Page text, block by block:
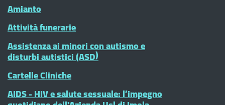
Amianto
Attività funerarie
Assistenza ai minori con autismo e
disturbi autistici (ASD)
Cartelle Cliniche
AIDS - HIV e salute sessuale: l’impegno